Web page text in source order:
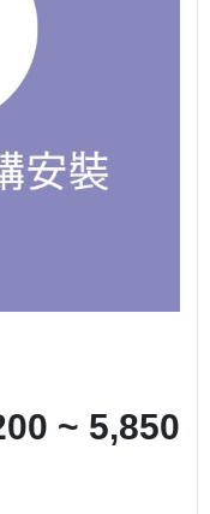
~ 5,850